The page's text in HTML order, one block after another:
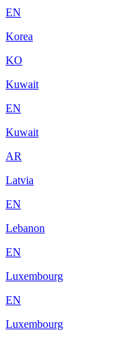
EN
Korea
KO
Kuwait
EN
Kuwait
AR
Latvia
EN
Lebanon
EN
Luxembourg
EN
Luxembourg